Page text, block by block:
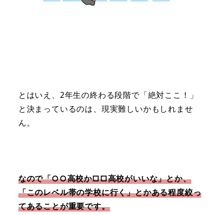
とはいえ、2年生の終わる段階で「絶対ここ！」
と決まっているのは、現実難しいかもしれませ
ん。
なので「○○高校か□□高校がいいな」とか、
「このレベル帯の学校に行く」とかある程度絞っ
てあることが重要です。